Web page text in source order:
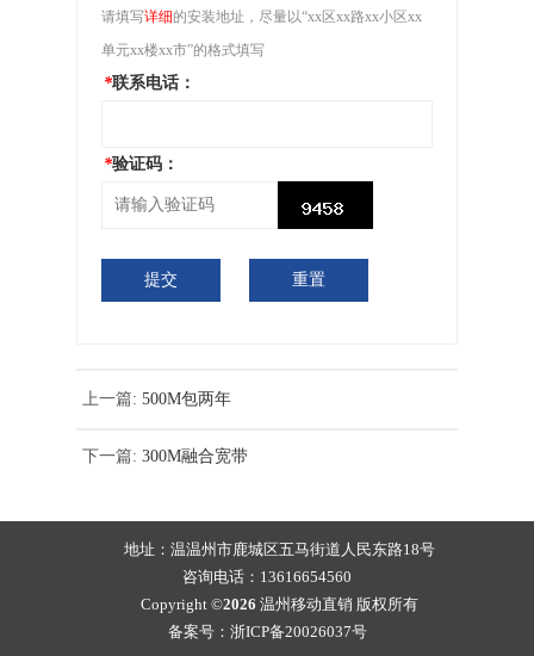
请填写详细的安装地址，尽量以“xx区xx路xx小区xx
单元xx楼xx市”的格式填写
*联系电话：
*验证码：
上一篇: 500M包两年
下一篇: 300M融合宽带
地址：温温州市鹿城区五马街道人民东路18号
咨询电话：13616654560
Copyright ©2026 温州移动直销 版权所有
备案号：浙ICP备20026037号